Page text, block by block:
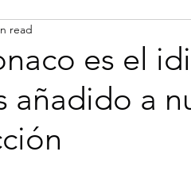
Vietnamese
Azerbaijani Bengali
es el
añadido a
read